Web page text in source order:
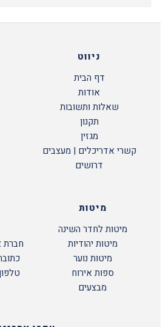
ניווט
דף הבית
אודות
שאלות ותשובות
תקנון
מגזין
קשרי אדריכלים | מעצבים
דרושים
מיטות
מיטות לחדר השינה
מיטות יהודיות
מיטות נוער
ספות אירוח
מבצעים
חברת
כתובת:
טלפון: 09-766-6705